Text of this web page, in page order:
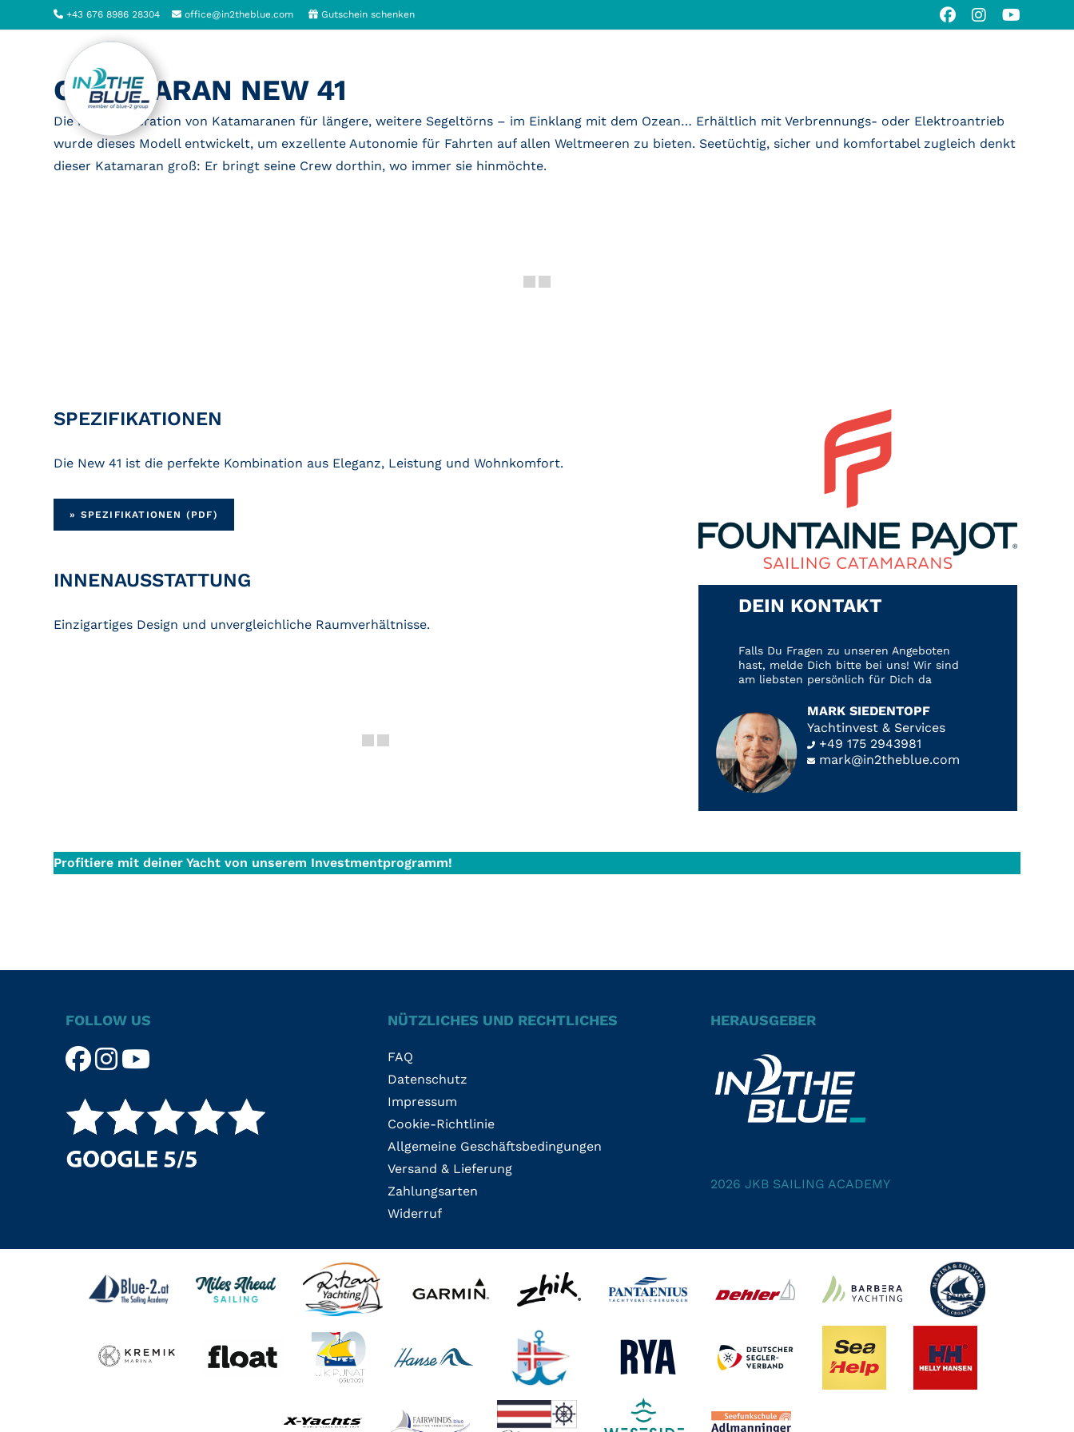
Inhalt
+43 676 8986 28304 office@in2theblue.com Gutschein schenken
CATAMARAN NEW 41
Die neue Generation von Katamaranen für längere, weitere Segeltörns – im Einklang mit dem Ozean… Erhältlich mit Verbrennungs- oder Elektroantrieb
wurde dieses Modell entwickelt, um exzellente Autonomie für Fahrten auf allen Weltmeeren zu bieten. Seetüchtig, sicher und komfortabel zugleich denkt
dieser Katamaran groß: Er bringt seine Crew dorthin, wo immer sie hinmöchte.
SPEZIFIKATIONEN
Die New 41 ist die perfekte Kombination aus Eleganz, Leistung und Wohnkomfort.
» SPEZIFIKATIONEN (PDF)
INNENAUSSTATTUNG
Einzigartiges Design und unvergleichliche Raumverhältnisse.
DEIN KONTAKT
Falls Du Fragen zu unseren Angeboten
hast, melde Dich bitte bei uns! Wir sind
am liebsten persönlich für Dich da
MARK SIEDENTOPF
Yachtinvest & Services
+49 175 2943981
mark@in2theblue.com
Profitiere mit deiner Yacht von unserem Investmentprogramm!
FOLLOW US NÜTZLICHES UND RECHTLICHES
FAQ
Datenschutz
Impressum
Cookie-Richtlinie
Allgemeine Geschäftsbedingungen
Versand & Lieferung
Zahlungsarten
Widerruf
HERAUSGEBER
2026 JKB SAILING ACADEMY